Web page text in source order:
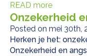
READ more
Onzekerheid
Posted on mei 30th,
Herken je het:
Onzekerheid en